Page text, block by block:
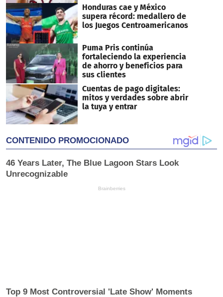
Honduras cae y México
supera récord: medallero de
los Juegos Centroamericanos
Puma Pris continúa
fortaleciendo la experiencia
de ahorro y beneficios para
sus clientes
Cuentas de pago digitales:
mitos y verdades sobre abrir
la tuya y entrar